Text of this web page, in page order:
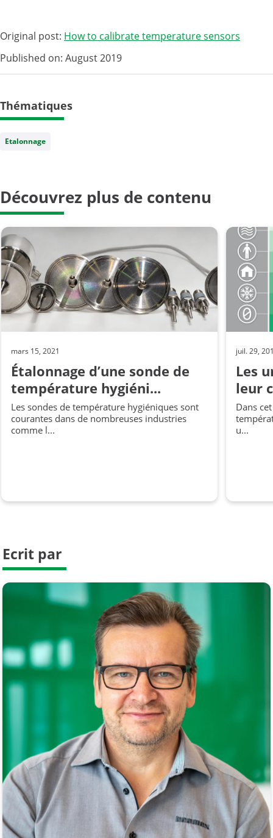
Original post: How to calibrate temperature sensors
Published on: August 2019
Thématiques
Etalonnage
Découvrez plus de contenu
mars 15, 2021
Étalonnage d’une sonde de
température hygiéni...
Les sondes de température hygiéniques sont
courantes dans de nombreuses industries
comme l...
juil. 29,
Les
leur
Dans
u...
Ecrit par